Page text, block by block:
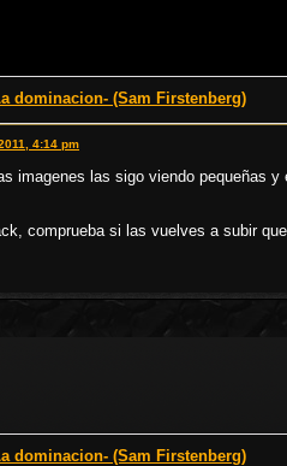
dominacion- (Sam Firstenberg)
4:14 pm
imagenes las sigo viendo pequeñas
comprueba si las vuelves a subir
dominacion- (Sam Firstenberg)